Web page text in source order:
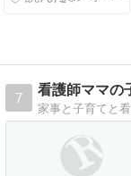
7
看護師ママの
家事と子育てと